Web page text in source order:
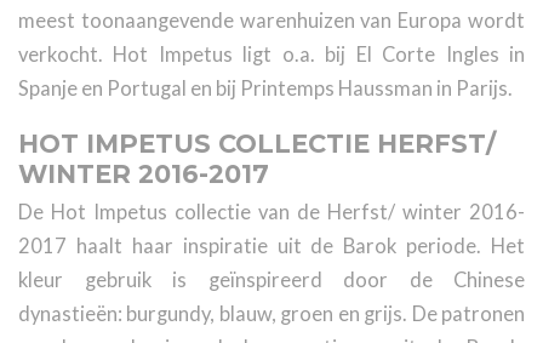
meest toonaangevende warenhuizen van Europa wordt
verkocht. Hot Impetus ligt o.a. bij El Corte Ingles in
Spanje en Portugal en bij Printemps Haussman in Parijs.
HOT IMPETUS COLLECTIE HERFST/
WINTER 2016-2017
De Hot Impetus collectie van de Herfst/ winter 2016-
2017 haalt haar inspiratie uit de Barok periode. Het
kleur gebruik is geïnspireerd door de Chinese
dynastieën: burgundy, blauw, groen en grijs. De patronen